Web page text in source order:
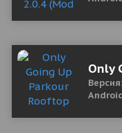
Only